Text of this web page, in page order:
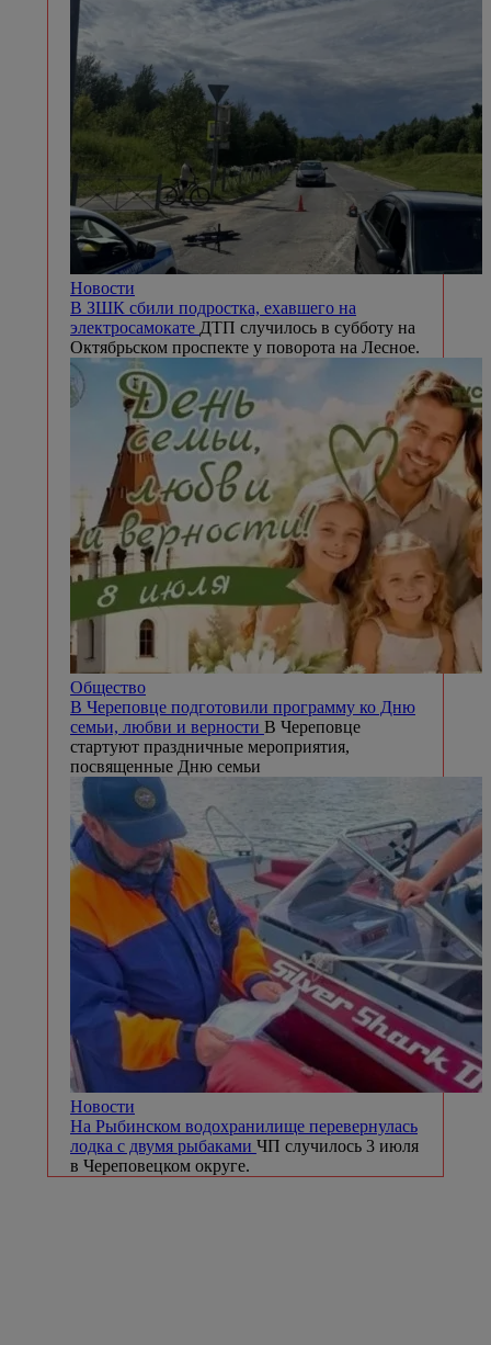
Новости
В ЗШК сбили подростка, ехавшего на
электросамокате ДТП случилось в субботу на
Октябрьском проспекте у поворота на Лесное.
Общество
В Череповце подготовили программу ко Дню
семьи, любви и верности В Череповце
стартуют праздничные мероприятия,
посвященные Дню семьи
Новости
На Рыбинском водохранилище перевернулась
лодка с двумя рыбаками ЧП случилось 3 июля
в Череповецком округе.